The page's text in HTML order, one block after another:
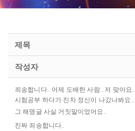
제목
작성자
죄송합니다.. 어제 도배한 사람.. 저 맞아요..
시험공부 하다가 진차 정신이 나갔나봐요..
그 해명글 사실 거짓말이었어요..
진짜 죄송합니다..